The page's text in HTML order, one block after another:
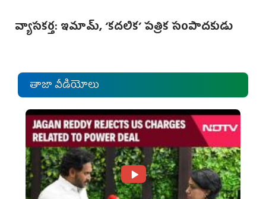
వ్యాసకర్త: ఇమామ్‌, ‘కదలిక’ పత్రిక సంపాదకుడు
తాజా వీడియోలు